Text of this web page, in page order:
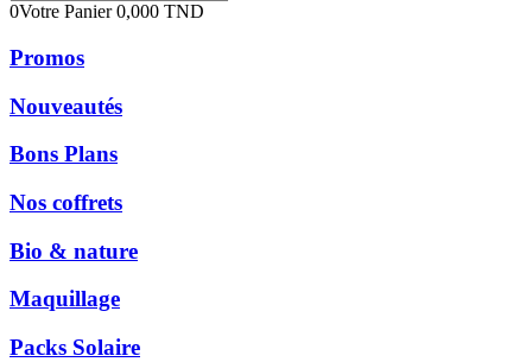
0Votre Panier0,000 TND
Promos
Nouveautés
Bons Plans
Nos coffrets
Bio & nature
Maquillage
Packs Solaire